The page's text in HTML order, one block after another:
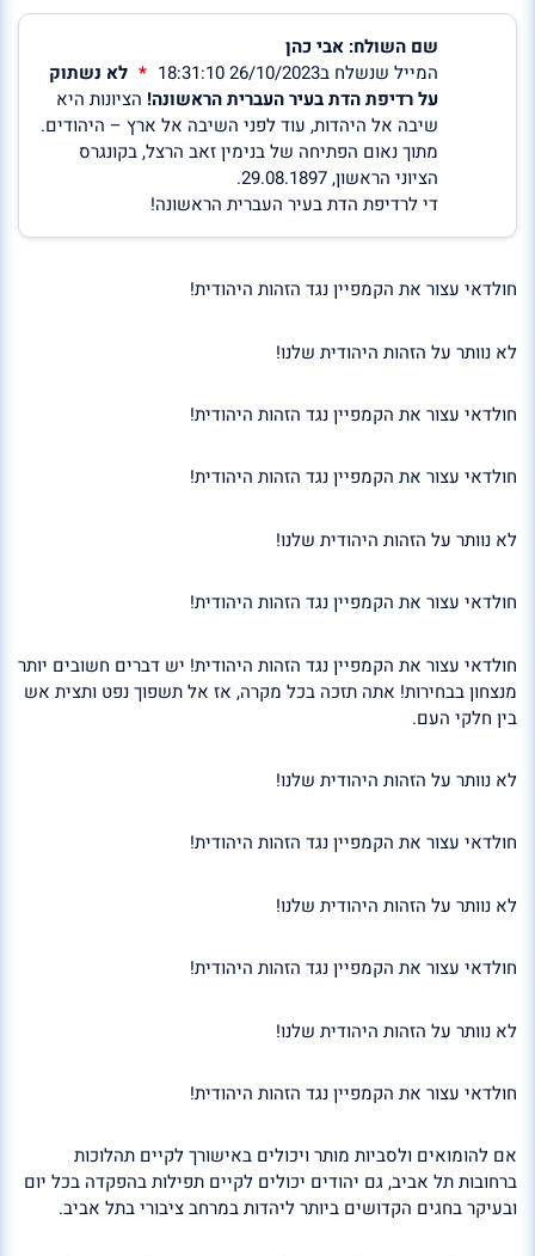
שם השולח: אבי כהן
המייל שנשלח ב26/10/2023 18:31:10
לא נשתוק
על רדיפת הדת בעיר העברית הראשונה! הציונות היא
שיבה אל היהדות, עוד לפני השיבה אל ארץ – היהודים.
מתוך נאום הפתיחה של בנימין זאב הרצל, בקונגרס
הציוני הראשון, 29.08.1897.
די לרדיפת הדת בעיר העברית הראשונה!
חולדאי עצור את הקמפיין נגד הזהות היהודית!
לא נוותר על הזהות היהודית שלנו!
חולדאי עצור את הקמפיין נגד הזהות היהודית!
חולדאי עצור את הקמפיין נגד הזהות היהודית!
לא נוותר על הזהות היהודית שלנו!
חולדאי עצור את הקמפיין נגד הזהות היהודית!
חולדאי עצור את הקמפיין נגד הזהות היהודית! יש דברים חשובים יותר
מנצחון בבחירות! אתה תזכה בכל מקרה, אז אל תשפוך נפט ותצית אש
בין חלקי העם.
לא נוותר על הזהות היהודית שלנו!
חולדאי עצור את הקמפיין נגד הזהות היהודית!
לא נוותר על הזהות היהודית שלנו!
חולדאי עצור את הקמפיין נגד הזהות היהודית!
לא נוותר על הזהות היהודית שלנו!
חולדאי עצור את הקמפיין נגד הזהות היהודית!
אם להומואים ולסביות מותר ויכולים באישורך לקיים תהלוכות
ברחובות תל אביב, גם יהודים יכולים לקיים תפילות בהפקדה בכל יום
ובעיקר בחגים הקדושים ביותר ליהדות במרחב ציבורי בתל אביב.